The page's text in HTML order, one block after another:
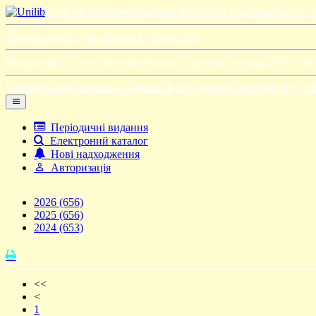
Наукова бібліотекаНаукова бібліотека Національного
Міжнародний гуманітарний університет
Київський інститут інтелектуальної власності та права НУ
Чернівецький навчально-науковий юридичний інститут НУ
Періодичні видання
Електроний каталог
Нові надходження
Авторизація
2026 (656)
2025 (656)
2024 (653)
<<
<
1